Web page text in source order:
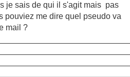
je sais de qui il s'agit mais pas
pouviez me dire quel pseudo va
mail ?